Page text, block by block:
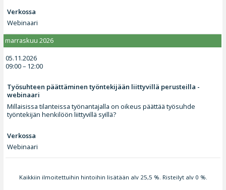
Verkossa
Webinaari
marraskuu 2026
05.11.2026
09:00 – 12:00
Työsuhteen päättäminen työntekijään liittyvillä perusteilla -
webinaari
Millaisissa tilanteissa työnantajalla on oikeus päättää työsuhde
työntekijän henkilöön liittyvillä syillä?
Verkossa
Webinaari
Kaikkiin ilmoitettuihin hintoihin lisätään alv 25,5 %. Risteilyt alv 0 %.